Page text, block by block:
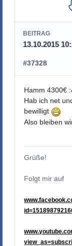
BEITRAG
13.10.2015
#37328
Hamm 4300€
Hab ich net
bewilligt
Also bleiben
Grüße!
Folgt mir auf